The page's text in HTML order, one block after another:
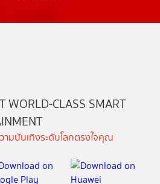
WORLD-CLASS SMART
มบันเทิงระดับโลกตรงใจคุณ